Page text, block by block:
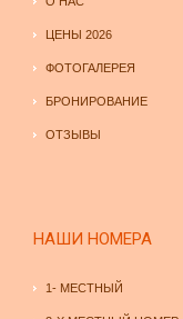
ЦЕНЫ 2026
ФОТОГАЛЕРЕЯ
БРОНИРОВАНИЕ
ОТЗЫВЫ
НАШИ НОМЕРА
1- МЕСТНЫЙ